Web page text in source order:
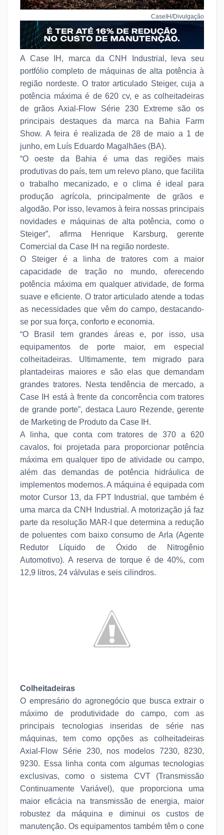
CaseIH/Divulgação
A Case IH, marca da CNH Industrial, leva seu
portfólio completo de máquinas de alta potência à
região nordeste. O trator articulado Steiger, cuja a
potência máxima é de 620 cv, e as colheitadeiras
de grãos Axial-Flow Série 230 Extreme são os
principais destaques da marca na Bahia Farm
Show. A feira é realizada de 28 de maio a 1 de
junho, em Luís Eduardo Magalhães (BA).
“O oeste da Bahia é uma das regiões mais
produtivas do país, tem um relevo plano, que facilita
o trabalho mecanizado, e o clima é ideal para
produção agrícola, principalmente de grãos e
algodão. Por isso, levamos à feira nossas principais
novidades e máquinas de alta potência, como o
Steiger”, afirma Henrique Karsburg, gerente
Comercial da Case IH na região nordeste.
O Steiger é a linha de tratores com a maior
capacidade de tração no mundo, oferecendo
potência máxima em qualquer atividade, de forma
suave e eficiente. O trator articulado atende a todas
as necessidades que vêm do campo, destacando-
se por sua força, conforto e economia.
“O Brasil tem grandes áreas e, por isso, usa
equipamentos de porte maior, em especial
colheitadeiras. Ultimamente, tem migrado para
plantadeiras maiores e são elas que demandam
grandes tratores. Nesta tendência de mercado, a
Case IH está à frente da concorrência com tratores
de grande porte”, destaca Lauro Rezende, gerente
de Marketing de Produto da Case IH.
A linha, que conta com tratores de 370 a 620
cavalos, foi projetada para proporcionar potência
máxima em qualquer tipo de atividade ou campo,
além das demandas de potência hidráulica de
implementos modernos. A máquina é equipada com
motor Cursor 13, da FPT Industrial, que também é
uma marca da CNH Industrial. A motorização já faz
parte da resolução MAR-I que determina a redução
de poluentes com baixo consumo de Arla (Agente
Redutor Líquido de Óxido de Nitrogênio
Automotivo). A reserva de torque é de 40%, com
12,9 litros, 24 válvulas e seis cilindros.
Colheitadeiras
O empresário do agronegócio que busca extrair o
máximo de produtividade do campo, com as
principais tecnologias inseridas de série nas
máquinas, tem como opções as colheitadeiras
Axial-Flow Série 230, nos modelos 7230, 8230,
9230. Essa linha conta com algumas tecnologias
exclusivas, como o sistema CVT (Transmissão
Continuamente Variável), que proporciona uma
maior eficácia na transmissão de energia, maior
robustez da máquina e diminui os custos de
manutenção. Os equipamentos também têm o cone